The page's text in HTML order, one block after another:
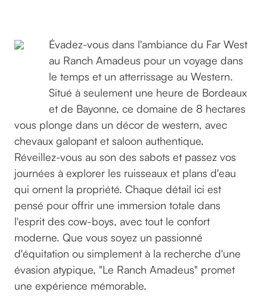
Évadez-vous dans l'ambiance du Far West
au Ranch Amadeus pour un voyage dans
le temps et un atterrissage au Western.
Situé à seulement une heure de Bordeaux
et de Bayonne, ce domaine de 8 hectares
vous plonge dans un décor de western, avec
chevaux galopant et saloon authentique.
Réveillez-vous au son des sabots et passez vos
journées à explorer les ruisseaux et plans d'eau
qui ornent la propriété. Chaque détail ici est
pensé pour offrir une immersion totale dans
l'esprit des cow-boys, avec tout le confort
moderne. Que vous soyez un passionné
d'équitation ou simplement à la recherche d'une
évasion atypique, "Le Ranch Amadeus" promet
une expérience mémorable.